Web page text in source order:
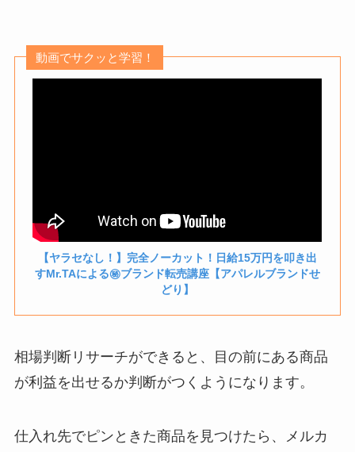
動画でサクッと学習！
【ヤラセなし！】完全ノーカット！日給15万円を叩き出
すMr.TAによる㊙️ブランド転売講座【アパレルブランドせ
どり】
相場判断リサーチができると、目の前にある商品
が利益を出せるか判断がつくようになります。
仕入れ先でピンときた商品を見つけたら、メルカ